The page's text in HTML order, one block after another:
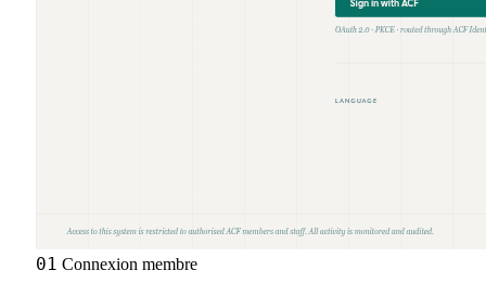
01 Connexion membre